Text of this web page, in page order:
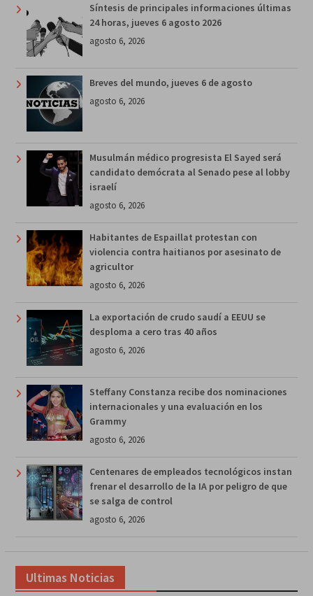
Síntesis de principales informaciones últimas
24 horas, jueves 6 agosto 2026
agosto 6, 2026
Breves del mundo, jueves 6 de agosto
agosto 6, 2026
Musulmán médico progresista El Sayed será
candidato demócrata al Senado pese al lobby
israelí
agosto 6, 2026
Habitantes de Espaillat protestan con
violencia contra haitianos por asesinato de
agricultor
agosto 6, 2026
La exportación de crudo saudí a EEUU se
desploma a cero tras 40 años
agosto 6, 2026
Steffany Constanza recibe dos nominaciones
internacionales y una evaluación en los
Grammy
agosto 6, 2026
Centenares de empleados tecnológicos instan
frenar el desarrollo de la IA por peligro de que
se salga de control
agosto 6, 2026
Ultimas Noticias